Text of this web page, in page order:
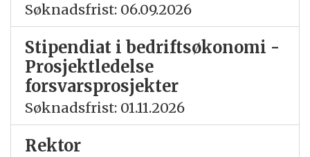
Søknadsfrist: 06.09.2026
Stipendiat i bedriftsøkonomi -
Prosjektledelse
forsvarsprosjekter
Søknadsfrist: 01.11.2026
Rektor